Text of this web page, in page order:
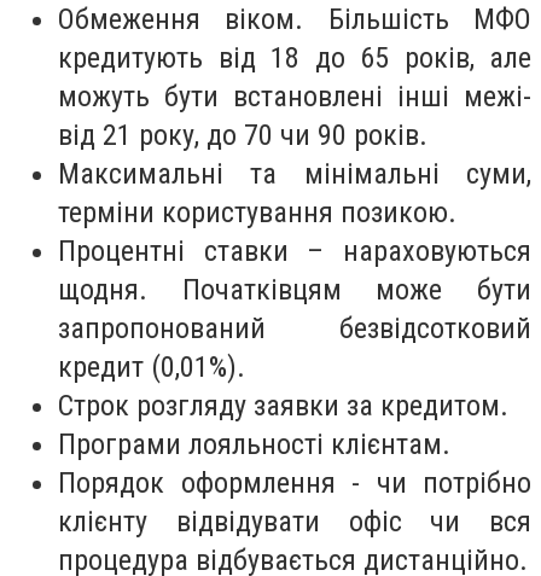
Обмеження віком. Більшість МФО
кредитують від 18 до 65 років, але
можуть бути встановлені інші межі-
від 21 року, до 70 чи 90 років.
Максимальні та мінімальні суми,
терміни користування позикою.
Процентні ставки – нараховуються
щодня. Початківцям може бути
запропонований безвідсотковий
кредит (0,01%).
Строк розгляду заявки за кредитом.
Програми лояльності клієнтам.
Порядок оформлення - чи потрібно
клієнту відвідувати офіс чи вся
процедура відбувається дистанційно.